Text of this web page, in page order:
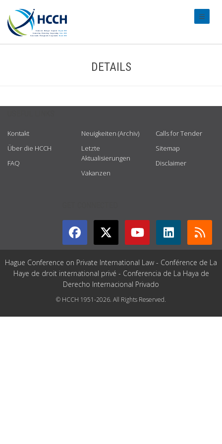
DETAILS
Kontakt
Über die HCCH
FAQ
Neuigkeiten (Archiv)
Letzte
Aktualisierungen
Vakanzen
Calls for Tender
Sitemap
Disclaimer
Hague Conference on Private International Law - Conférence de La
Haye de droit international privé - Conferencia de La Haya de
Derecho Internacional Privado
© HCCH 1951-2026. All Rights Reserved.